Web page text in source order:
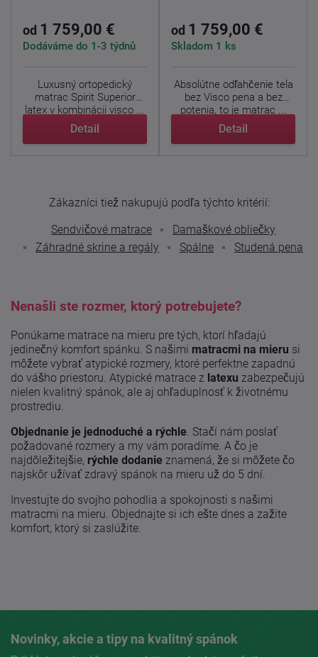
od 1 759,00 €
Dodáváme do 1-3 týdnů
Luxusný ortopedický
matrac Spirit Superior
latex v kombinácii visco ...
Detail
od 1 759,00 €
Skladom 1 ks
Absolútne odľahčenie tela
bez Visco pena a bez
potenia, to je matrac ...
Detail
Zákazníci tiež nakupujú podľa týchto kritérií:
Sendvičové matrace
Damaškové obliečky
Záhradné skrine a regály
Spálne Studená pena
Nenašli ste rozmer, ktorý potrebujete?
Ponúkame matrace na mieru pre tých, ktorí hľadajú
jedinečný komfort spánku. S našimi matracmi na mieru si
môžete vybrať atypické rozmery, ktoré perfektne zapadnú
do vášho priestoru. Atypické matrace z latexu zabezpečujú
nielen kvalitný spánok, ale aj ohľaduplnosť k životnému
prostrediu.
Objednanie je jednoduché a rýchle . Stačí nám poslať
požadované rozmery a my vám poradíme. A čo je
najdôležitejšie, rýchle dodanie znamená, že si môžete čo
najskôr užívať zdravý spánok na mieru už do 5 dní.
Investujte do svojho pohodlia a spokojnosti s našimi
matracmi na mieru. Objednajte si ich ešte dnes a zažite
komfort, ktorý si zaslúžite.
Novinky, akcie a tipy na kvalitný spánok